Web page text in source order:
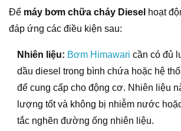
Để máy bơm chữa cháy Diesel hoạt
đáp ứng các điều kiện sau:
Nhiên liệu: Bơm Himawari cần có đủ
dầu diesel trong bình chứa hoặc hệ
để cung cấp cho động cơ. Nhiên liệu
lượng tốt và không bị nhiễm nước
tắc nghẽn đường ống nhiên liệu.